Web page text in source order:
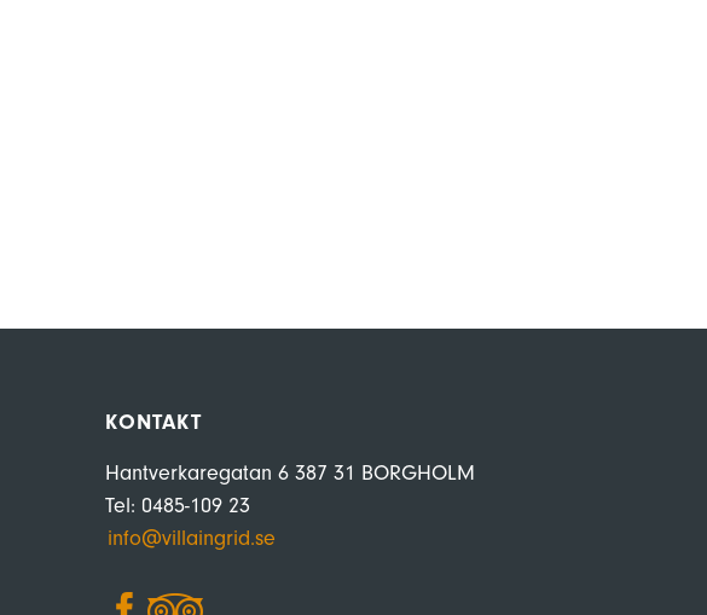
KONTAKT
Hantverkaregatan 6 387 31 BORGHOLM
Tel: 0485-109 23
info@villaingrid.se